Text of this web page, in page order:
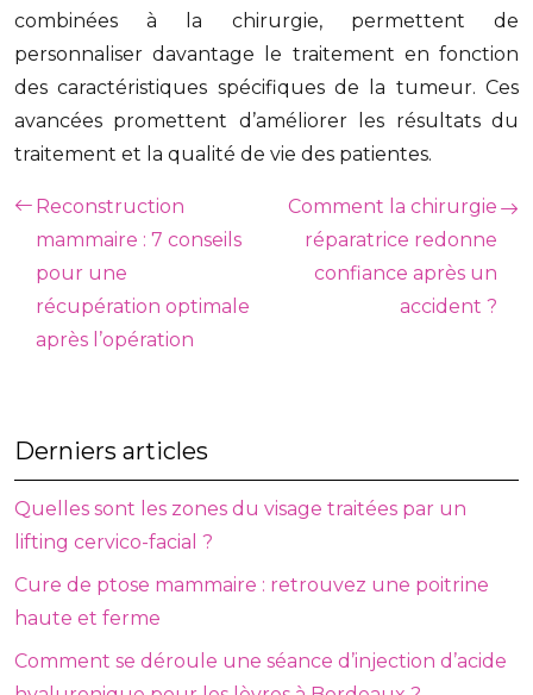
combinées à la chirurgie, permettent de
personnaliser davantage le traitement en fonction
des caractéristiques spécifiques de la tumeur. Ces
avancées promettent d’améliorer les résultats du
traitement et la qualité de vie des patientes.
Reconstruction
mammaire : 7 conseils
pour une
récupération optimale
après l’opération
Comment la chirurgie
réparatrice redonne
confiance après un
accident ?
Derniers articles
Quelles sont les zones du visage traitées par un
lifting cervico-facial ?
Cure de ptose mammaire : retrouvez une poitrine
haute et ferme
Comment se déroule une séance d’injection d’acide